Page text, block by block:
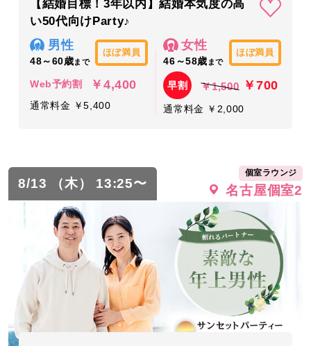
【結婚目標！3年以内】結婚本気度の高
い50代向けParty♪
男性
48～60歳まで
ほぼ満員
Web予約割 ￥4,400
通常料金 ￥5,400
女性
46～58歳 まで
ほぼ満員
早割 ￥1,500 ￥700
通常料金 ￥2,000
8/13 （木） 13:25〜
個室ラウンジ
名古屋個室2